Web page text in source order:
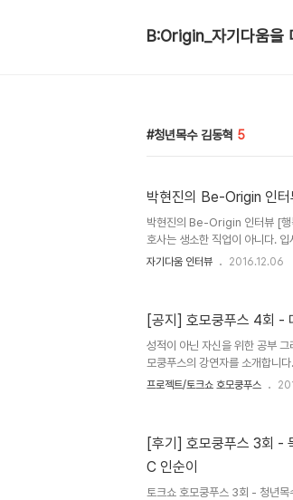
청년목수 김동혁 5
박현진의 Be-Origin 인터
박현진의 Be-Origin 인터뷰 [행
호사는 생소한 직업이 아니다.
고 있다는 뉴스도 새롭지 않다.
인으로서 살고 있는 간호사 탁종
하고 있는 일을 소개해주세요. 분
기금 운영 및 ..
자기다움 인터뷰 2016.12.06
[공지] 호모쿵푸스 4회 -
성적이 아닌 자신을 위한 공부
모쿵푸스의 강연자를 소개합니
만나고 싶어하던 사람 1위가 남
즐거운 시간을 보내요.강연 후에
다. 홍천의 고2-3학생들에게 넓
프로젝트/토크쇼 호모쿵푸스
[후기] 호모쿵푸스 3회 -
C 인순이
토크쇼 호모쿵푸스 3회 - 청년